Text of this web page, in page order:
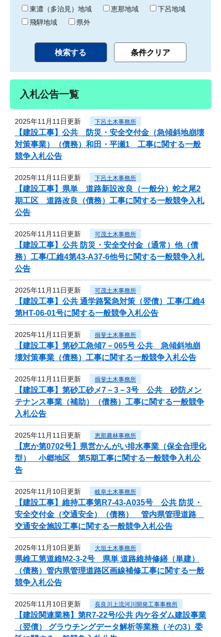
東濃（多治見）地域
恵那地域
下呂地域
飛騨地域
県外
入札公告一覧
2025年11月11日更新 下呂土木事務所
【建設工事】公共 防災・安全交付金（急傾斜地崩壊
対策事業）（債務）和田・平瀬1 工事に関する一般
競争入札公告
2025年11月11日更新 下呂土木事務所
【建設工事】県単 道路新設改良（一般分）蛇之尾2
期工区 道路改良（債務）工事に関する一般競争入札
公告
2025年11月11日更新 可茂土木事務所
【建設工事】公共 防災・安全交付金（通常）他（債
務）工事/工維4第43-A37-6他号に関する一般競争入札
公告
2025年11月11日更新 可茂土木事務所
【建設工事】公共 通学路緊急対策（翌債）工事/工維4
第HT-06-01号に関する一般競争入札公告
2025年11月11日更新 揖斐土木事務所
【建設工事】第砂工急傾7－065号 公共 急傾斜地崩
壊対策事業（債務）工事に関する一般競争入札公告
2025年11月11日更新 揖斐土木事務所
【建設工事】第砂工砂メ7－3－3号 公共 砂防メン
テナンス事業（補助）（債務）工事に関する一般競争
入札公告
2025年11月11日更新 恵那農林事務所
【恵か第0702号】県営かんがい排水事業（保全合理化
型） 小郷地区 第5期工事に関する一般競争入札公
告
2025年11月10日更新 岐阜土木事務所
【建設工事】維持工事第R7-43-A035号 公共 防災・
安全交付金（交通安全）（債務） 管内県管理道路
交通安全施設工事に関する一般競争入札公告
2025年11月10日更新 大垣土木事務所
県維工第道維M2-3-2号 県単 道路維持修繕（単建）
（債務）管内県管理道路区画線補修工事に関する一般
競争入札公告
2025年11月10日更新 長良川上流河川開発工事事務所
【建設関連業務】第R7-22号/公共 内ケ谷ダム建設事業
（翌債） グラウチングデータ解析等業務（その3）委